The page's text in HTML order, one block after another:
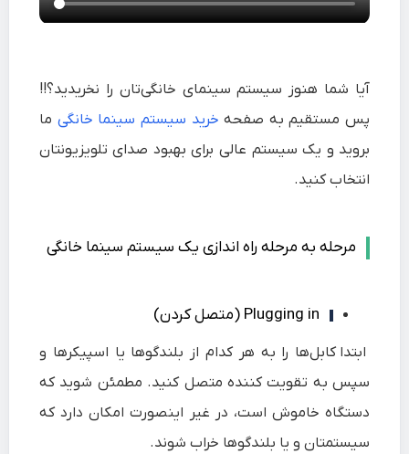
آیا شما هنوز سیستم سینمای خانگی‌تان را نخریدید؟!!
پس مستقیم به صفحه خرید سیستم سینما خانگی ما
بروید و یک سیستم عالی برای بهبود صدای تلویزیونتان
انتخاب کنید.
مرحله به مرحله راه اندازی یک سیستم سینما خانگی
Plugging in (متصل کردن)
ابتدا کابل‌ها را به هر کدام از بلندگوها یا اسپیکر‌ها و
سپس به تقویت کننده متصل کنید. مطمئن شوید که
دستگاه خاموش است، در غیر اینصورت امکان دارد که
سیستمتان و یا بلندگوها خراب شوند.